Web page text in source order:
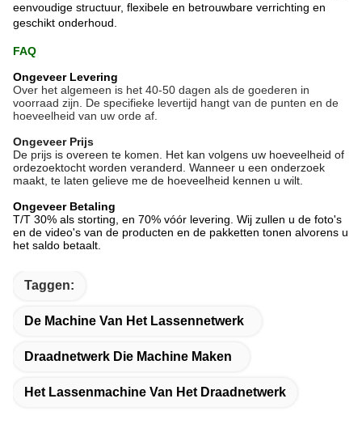
eenvoudige structuur, flexibele en betrouwbare verrichting en
geschikt onderhoud.
FAQ
Ongeveer Levering
Over het algemeen is het 40-50 dagen als de goederen in
voorraad zijn. De specifieke levertijd hangt van de punten en de
hoeveelheid van uw orde af.
Ongeveer Prijs
De prijs is overeen te komen. Het kan volgens uw hoeveelheid of
ordezoektocht worden veranderd. Wanneer u een onderzoek
maakt, te laten gelieve me de hoeveelheid kennen u wilt.
Ongeveer Betaling
T/T 30% als storting, en 70% vóór levering. Wij zullen u de foto's
en de video's van de producten en de pakketten tonen alvorens u
het saldo betaalt.
Taggen:
De Machine Van Het Lassennetwerk
Draadnetwerk Die Machine Maken
Het Lassenmachine Van Het Draadnetwerk